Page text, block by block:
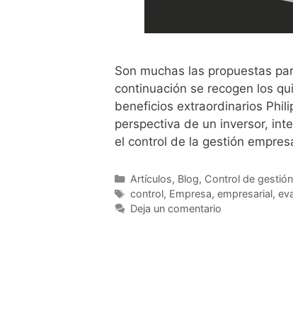
Son muchas las propuestas
continuación se recogen los
beneficios extraordinarios
perspectiva de un inversor,
el control de la gestión
Artículos, Blog, Control de gestión
control, Empresa, empresarial,
Deja un comentario